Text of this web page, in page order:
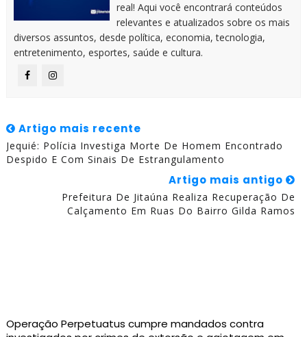
real! Aqui você encontrará conteúdos
relevantes e atualizados sobre os mais
diversos assuntos, desde política, economia, tecnologia,
entretenimento, esportes, saúde e cultura.
Artigo mais recente
Jequié: Polícia Investiga Morte De Homem Encontrado
Despido E Com Sinais De Estrangulamento
Artigo mais antigo
Prefeitura De Jitaúna Realiza Recuperação De
Calçamento Em Ruas Do Bairro Gilda Ramos
Operação Perpetuatus cumpre mandados contra